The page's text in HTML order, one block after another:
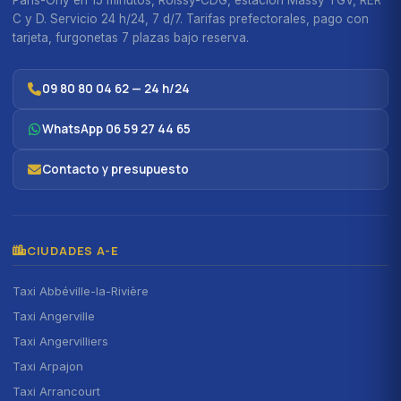
C y D. Servicio 24 h/24, 7 d/7. Tarifas prefectorales, pago con
tarjeta, furgonetas 7 plazas bajo reserva.
09 80 80 04 62 — 24 h/24
WhatsApp 06 59 27 44 65
Contacto y presupuesto
CIUDADES A-E
Taxi Abbéville-la-Rivière
Taxi Angerville
Taxi Angervilliers
Taxi Arpajon
Taxi Arrancourt